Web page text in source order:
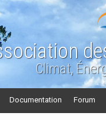
Climat,
Documentation Forum